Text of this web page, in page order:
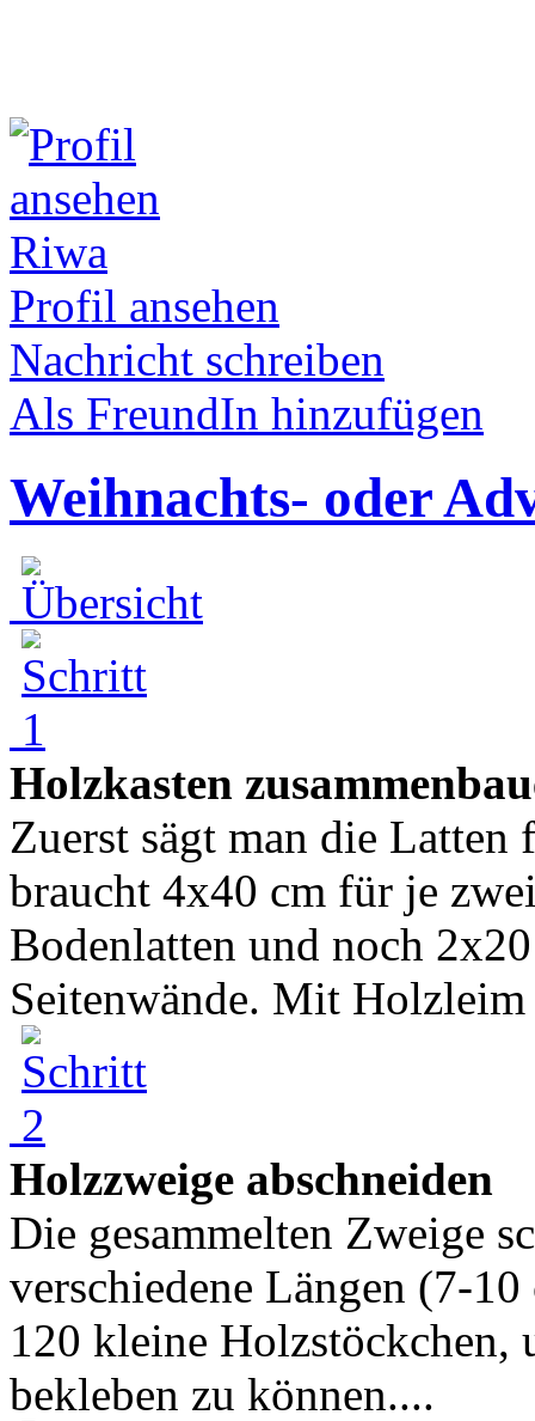
Riwa
Profil ansehen
Nachricht schreiben
Als FreundIn hinzufügen
Weihnachts- oder
Holzkasten
Zuerst sägt man die
braucht 4x40 cm für je
Bodenlatten und noch
Seitenwände. Mit
Holzzweige abschneiden
Die gesammelten Zweige
verschiedene Längen (7-
120 kleine Holzstöckchen,
bekleben zu können....